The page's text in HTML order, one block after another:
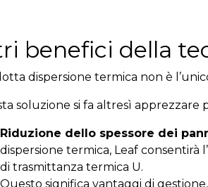
benefici della
dispersione termica non è
soluzione si fa altresì apprezzare
Riduzione dello spessore dei
dispersione termica, Leaf consentirà
di trasmittanza termica U.
Questo significa vantaggi di